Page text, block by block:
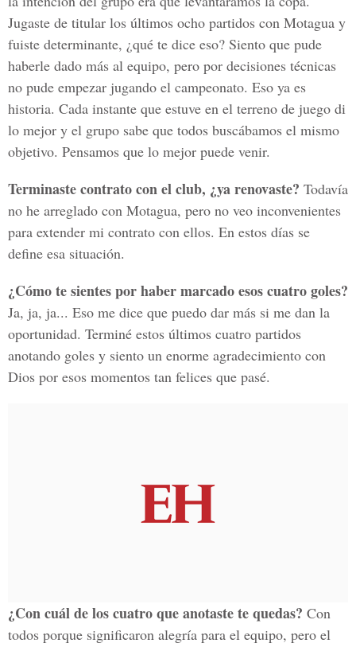
Jugaste de titular los últimos ocho partidos con Motagua y
fuiste determinante, ¿qué te dice eso? Siento que pude
haberle dado más al equipo, pero por decisiones técnicas
no pude empezar jugando el campeonato. Eso ya es
historia. Cada instante que estuve en el terreno de juego di
lo mejor y el grupo sabe que todos buscábamos el mismo
objetivo. Pensamos que lo mejor puede venir.
Terminaste contrato con el club, ¿ya renovaste? Todavía
no he arreglado con Motagua, pero no veo inconvenientes
para extender mi contrato con ellos. En estos días se
define esa situación.
¿Cómo te sientes por haber marcado esos cuatro goles?
Ja, ja, ja... Eso me dice que puedo dar más si me dan la
oportunidad. Terminé estos últimos cuatro partidos
anotando goles y siento un enorme agradecimiento con
Dios por esos momentos tan felices que pasé.
¿Con cuál de los cuatro que anotaste te quedas? Con
todos porque significaron alegría para el equipo, pero el